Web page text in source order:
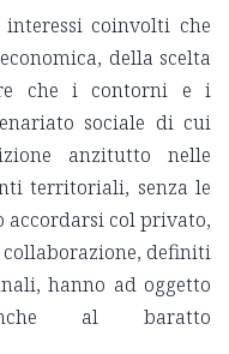
coinvolti che
della scelta
che i contorni e i
sociale di cui
anzitutto nelle
territoriali, senza le
accordarsi col privato,
definiti
hanno ad oggetto
al baratto